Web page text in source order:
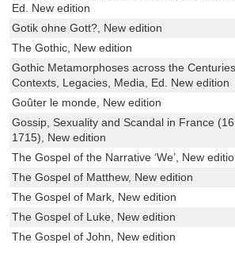
Ed. New edition
Gotik ohne Gott?, New edition
The Gothic, New edition
Gothic Metamorphoses across the
Contexts, Legacies, Media, Ed. New edition
Goûter le monde, New edition
Gossip, Sexuality and Scandal in France
1715), New edition
The Gospel of the Narrative ‘We’, New
The Gospel of Matthew, New edition
The Gospel of Mark, New edition
The Gospel of Luke, New edition
The Gospel of John, New edition